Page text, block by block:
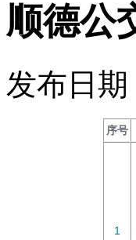
顺德公
发布日
序号
1